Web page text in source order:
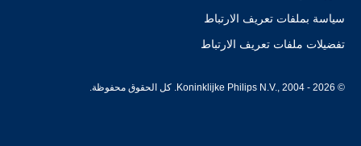
سياسة بملفات تعريف الارتباط
تفضيلات ملفات تعريف الارتباط
© Koninklijke Philips N.V., 2004 - 2026. كل الحقوق محفوظة.